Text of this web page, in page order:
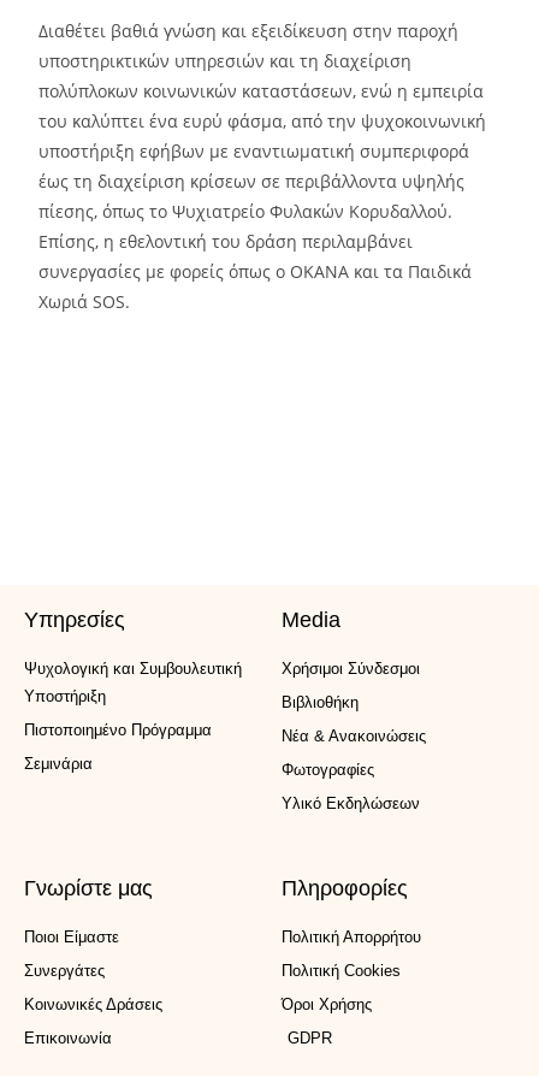
Διαθέτει βαθιά γνώση και εξειδίκευση στην παροχή
υποστηρικτικών υπηρεσιών και τη διαχείριση
πολύπλοκων κοινωνικών καταστάσεων, ενώ η εμπειρία
του καλύπτει ένα ευρύ φάσμα, από την ψυχοκοινωνική
υποστήριξη εφήβων με εναντιωματική συμπεριφορά
έως τη διαχείριση κρίσεων σε περιβάλλοντα υψηλής
πίεσης, όπως το Ψυχιατρείο Φυλακών Κορυδαλλού.
Επίσης, η εθελοντική του δράση περιλαμβάνει
συνεργασίες με φορείς όπως ο ΟΚΑΝΑ και τα Παιδικά
Χωριά SOS.
Υπηρεσίες
Ψυχολογική και Συμβουλευτική
Υποστήριξη
Πιστοποιημένο Πρόγραμμα
Σεμινάρια
Media
Xρήσιμοι Σύνδεσμοι
Βιβλιοθήκη
Νέα & Ανακοινώσεις
Φωτογραφίες
Υλικό Εκδηλώσεων
Γνωρίστε μας
Ποιοι Είμαστε
Συνεργάτες
Κοινωνικές Δράσεις
Επικοινωνία
Πληροφορίες
Πολιτική Απορρήτου
Πολιτική Cookies
Όροι Χρήσης
GDPR